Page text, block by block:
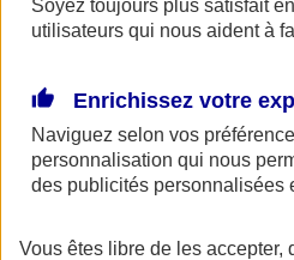
AXA
Soyez toujours plus satisfait
utilisateurs qui nous aident à
Enrichissez votre
Naviguez selon vos
personnalisation qui nous
des publicités personnalisées
Vous êtes libre de les accepter,